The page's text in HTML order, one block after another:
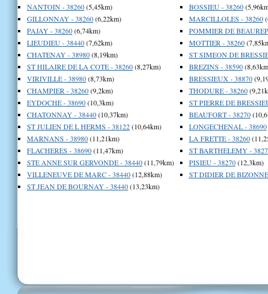
NANTOIN - 38260(5,45km)
GILLONNAY - 38260(6,22km)
PAJAY - 38260(6,74km)
LIEUDIEU - 38440(7,62km)
CHATENAY - 38980(8,19km)
ST HILAIRE DE LA COTE - 38260(8,27km)
VIRIVILLE - 38980(8,73km)
CHAMPIER - 38260(9,2km)
EYDOCHE - 38690(10,3km)
CHATONNAY - 38440(10,37km)
ST JULIEN DE L HERMS - 38122(10,64km)
MARNANS - 38980(11,21km)
FLACHERES - 38690(11,47km)
STE ANNE SUR GERVONDE - 38440(11,79km)
VILLENEUVE DE MARC - 38440(12,88km)
ST JEAN DE BOURNAY - 38440(13,23km)
BOSSIEU - 38260
MARCILLOLES - 38260
POMMIER DE
MOTTIER - 38260
ST SIMEON DE
BREZINS - 38590
BRESSIEUX - 38870
THODURE - 38260
ST PIERRE DE
BEAUFORT - 38270
LONGECHENAL - 38690
LA FRETTE - 38260
ST BARTHELEMY -
PISIEU - 38270(12,3km)
ST DIDIER DE